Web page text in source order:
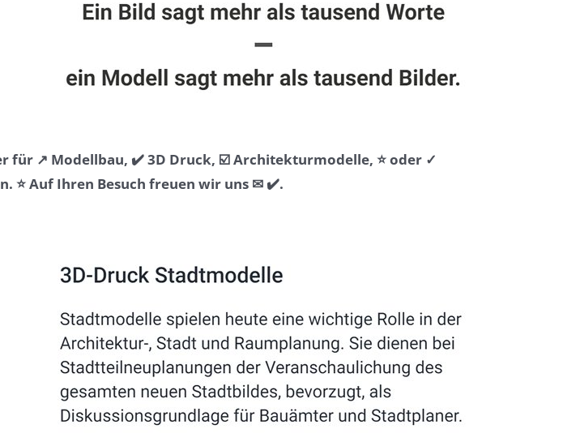
für ↗️ Modellbau, ✔️ 3D Druck, ☑️ Architekturmodelle, ⭐ oder ✓
Auf Ihren Besuch freuen wir uns ✉ ✔️.